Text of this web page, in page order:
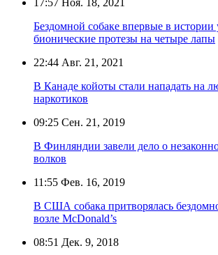
Бездомной собаке впервые в истории
бионические протезы на четыре лапы
22:44 Авг. 21, 2021
В Канаде койоты стали нападать на
наркотиков
09:25 Сен. 21, 2019
В Финляндии завели дело о
волков
11:55 Фев. 16, 2019
В США собака притворялась
возле McDonald’s
08:51 Дек. 9, 2018